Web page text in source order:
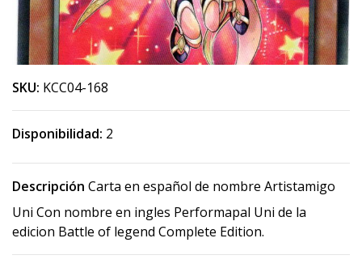
SKU: KCC04-168
Disponibilidad: 2
Descripción Carta en español de nombre Artistamigo
Uni Con nombre en ingles Performapal Uni de la
edicion Battle of legend Complete Edition.